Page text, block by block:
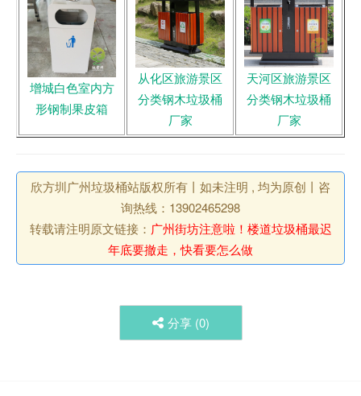
增城白色室内方
形钢制果皮箱
从化区旅游景区
分类钢木垃圾桶
厂家
天河区旅游景区
分类钢木垃圾桶
厂家
欣方圳广州垃圾桶站版权所有丨如未注明 , 均为原创丨咨
询热线：13902465298
转载请注明原文链接： 广州街坊注意啦！楼道垃圾桶最迟
年底要撤走，快看要怎么做
分享 (0)